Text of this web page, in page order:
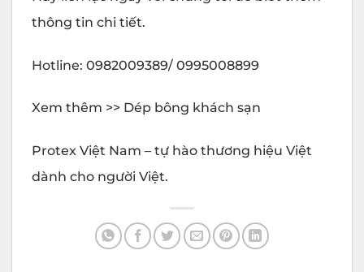
thông tin chi tiết.
Hotline: 0982009389/ 0995008899
Xem thêm >> Dép bông khách sạn
Protex Việt Nam – tự hào thương hiệu Việt
dành cho người Việt.